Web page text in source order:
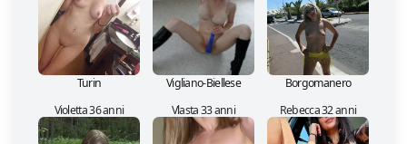
Turin Vigliano-Biellese
Borgomanero
Violetta 36 anni
Vlasta 33 anni Rebecca 32 anni